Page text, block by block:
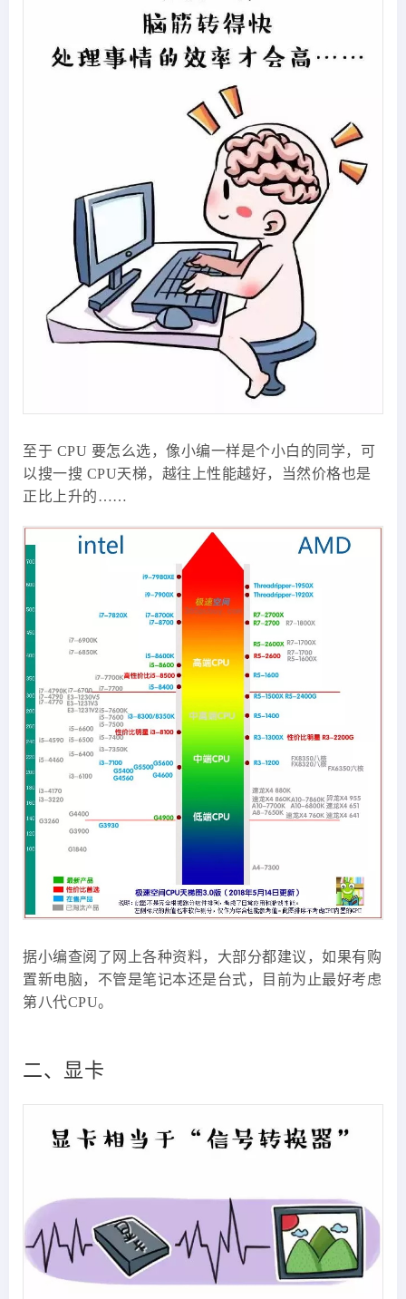
至于 CPU 要怎么选，像小编一样是个小白的同学，可
以搜一搜 CPU天梯，越往上性能越好，当然价格也是
正比上升的……
据小编查阅了网上各种资料，大部分都建议，如果有购
置新电脑，不管是笔记本还是台式，目前为止最好考虑
第八代CPU。
二、显卡